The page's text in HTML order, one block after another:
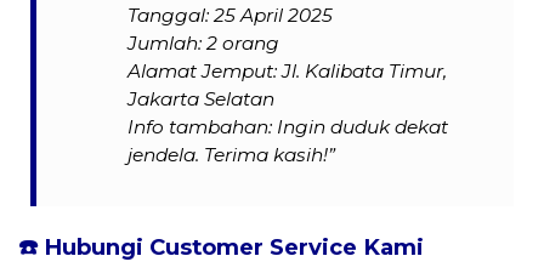
Tanggal: 25 April 2025
Jumlah: 2 orang
Alamat Jemput: Jl. Kalibata Timur,
Jakarta Selatan
Info tambahan: Ingin duduk dekat
jendela. Terima kasih!”
☎️ Hubungi Customer Service Kami